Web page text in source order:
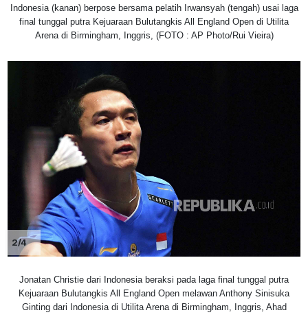
Indonesia (kanan) berpose bersama pelatih Irwansyah (tengah) usai laga
final tunggal putra Kejuaraan Bulutangkis All England Open di Utilita
Arena di Birmingham, Inggris, (FOTO : AP Photo/Rui Vieira)
2/4
Jonatan Christie dari Indonesia beraksi pada laga final tunggal putra
Kejuaraan Bulutangkis All England Open melawan Anthony Sinisuka
Ginting dari Indonesia di Utilita Arena di Birmingham, Inggris, Ahad